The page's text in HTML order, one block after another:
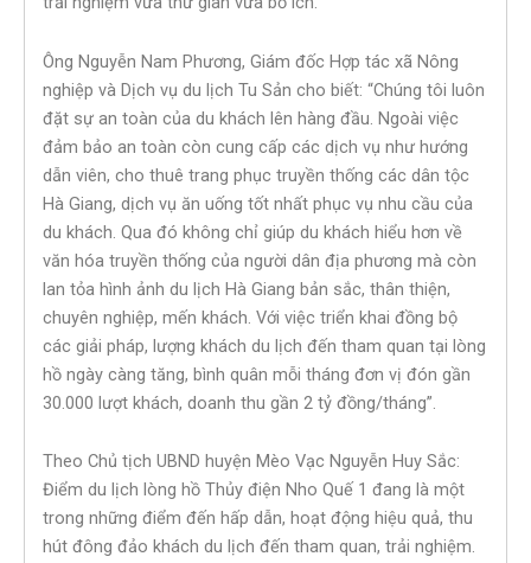
Ông Nguyễn Nam Phương, Giám đốc Hợp tác xã Nông
nghiệp và Dịch vụ du lịch Tu Sản cho biết: “Chúng tôi luôn
đặt sự an toàn của du khách lên hàng đầu. Ngoài việc
đảm bảo an toàn còn cung cấp các dịch vụ như hướng
dẫn viên, cho thuê trang phục truyền thống các dân tộc
Hà Giang, dịch vụ ăn uống tốt nhất phục vụ nhu cầu của
du khách. Qua đó không chỉ giúp du khách hiểu hơn về
văn hóa truyền thống của người dân địa phương mà còn
lan tỏa hình ảnh du lịch Hà Giang bản sắc, thân thiện,
chuyên nghiệp, mến khách. Với việc triển khai đồng bộ
các giải pháp, lượng khách du lịch đến tham quan tại lòng
hồ ngày càng tăng, bình quân mỗi tháng đơn vị đón gần
30.000 lượt khách, doanh thu gần 2 tỷ đồng/tháng”.
Theo Chủ tịch UBND huyện Mèo Vạc Nguyễn Huy Sắc:
Điểm du lịch lòng hồ Thủy điện Nho Quế 1 đang là một
trong những điểm đến hấp dẫn, hoạt động hiệu quả, thu
hút đông đảo khách du lịch đến tham quan, trải nghiệm.